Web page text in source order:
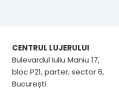
CENTRUL LUJERULUI
Bulevardul Iuliu Maniu 17,
bloc P21, parter, sector 6,
București